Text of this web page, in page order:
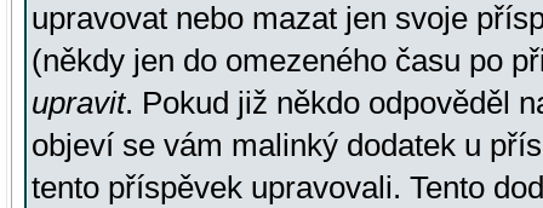
upravovat nebo mazat jen svoje
(někdy jen do omezeného času po
upravit. Pokud již někdo odpověděl
objeví se vám malinký dodatek u
tento příspěvek upravovali. Tento